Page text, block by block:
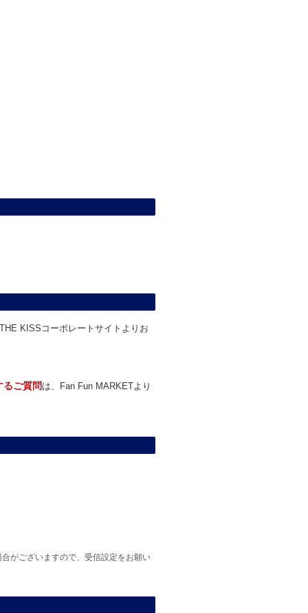
KISSコーポレートサイトよりお
ご質問は、Fan Fun MARKETより
がございますので、受信設定をお願い